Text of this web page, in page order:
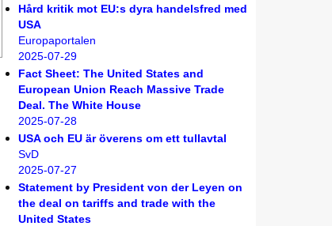
Hård kritik mot EU:s dyra handelsfred med
USA
Europaportalen
2025-07-29
Fact Sheet: The United States and
European Union Reach Massive Trade
Deal. The White House
2025-07-28
USA och EU är överens om ett tullavtal
SvD
2025-07-27
Statement by President von der Leyen on
the deal on tariffs and trade with the
United States